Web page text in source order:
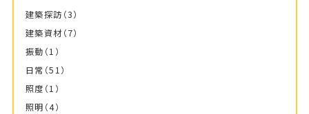
建築探訪 （3）
建築資材（7）
振動 （1）
日常 （51）
照度 （1）
照明 （4）